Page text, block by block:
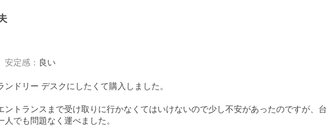
安定感 ： 良い
ンドリー デスクにしたくて購入しました。
ントランスまで受け取りに行かなくてはいけないので少し不安があったのですが、台
でも問題なく運べました。